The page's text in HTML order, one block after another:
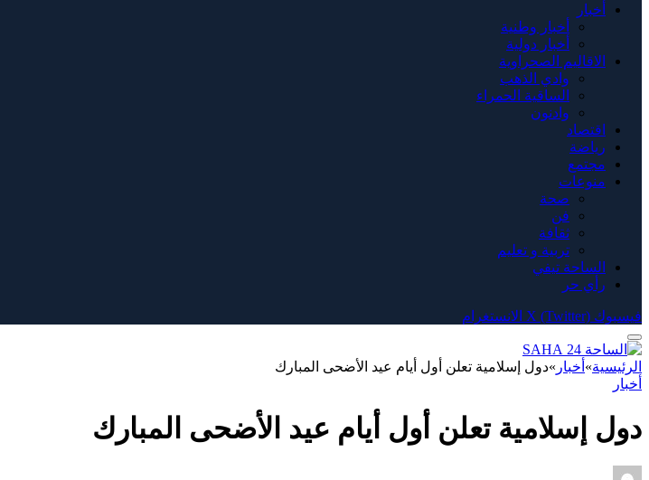
أخبار
أخبار وطنية
أخبار دولية
الاقاليم الصحراوية
وادي الذهب
الساقية الحمراء
وادنون
اقتصاد
رياضة
مجتمع
منوعات
صحة
فن
ثقافة
تربية و تعليم
الساحة تيفي
رأي حر
فيسبوك X (Twitter) الانستغرام
الرئيسية» أخبار »دول إسلامية تعلن أول أيام عيد الأضحى المبارك
أخبار
دول إسلامية تعلن أول أيام عيد الأضحى المبارك